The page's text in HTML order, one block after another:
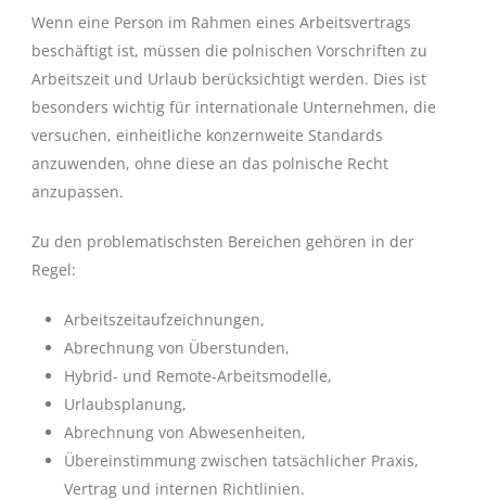
Wenn eine Person im Rahmen eines Arbeitsvertrags
beschäftigt ist, müssen die polnischen Vorschriften zu
Arbeitszeit und Urlaub berücksichtigt werden. Dies ist
besonders wichtig für internationale Unternehmen, die
versuchen, einheitliche konzernweite Standards
anzuwenden, ohne diese an das polnische Recht
anzupassen.
Zu den problematischsten Bereichen gehören in der
Regel:
Arbeitszeitaufzeichnungen,
Abrechnung von Überstunden,
Hybrid- und Remote-Arbeitsmodelle,
Urlaubsplanung,
Abrechnung von Abwesenheiten,
Übereinstimmung zwischen tatsächlicher Praxis,
Vertrag und internen Richtlinien.